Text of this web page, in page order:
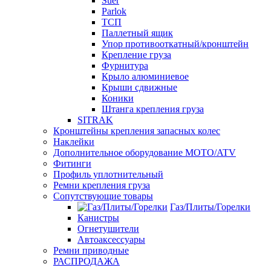
Parlok
ТСП
Паллетный ящик
Упор противооткатный/кронштейн
Крепление груза
Фурнитура
Крыло алюминиевое
Крыши сдвижные
Коники
Штанга крепления груза
SITRAK
Кронштейны крепления запасных колес
Наклейки
Дополнительное оборудование MOTO/ATV
Фитинги
Профиль уплотнительный
Ремни крепления груза
Сопутствующие товары
Газ/Плиты/Горелки
Канистры
Огнетушители
Автоаксессуары
Ремни приводные
РАСПРОДАЖА